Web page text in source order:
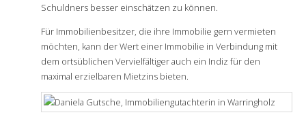
Schuldners besser einschätzen zu können.
Für Immobilienbesitzer, die ihre Immobilie gern vermieten
möchten, kann der Wert einer Immobilie in Verbindung mit
dem ortsüblichen Vervielfältiger auch ein Indiz für den
maximal erzielbaren Mietzins bieten.